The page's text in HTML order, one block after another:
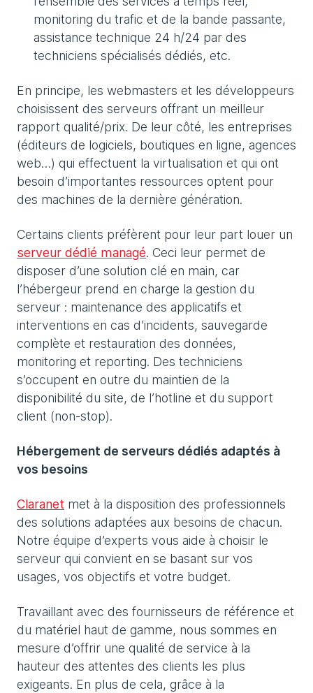
monitoring du trafic et de la bande passante,
assistance technique 24 h/24 par des
techniciens spécialisés dédiés, etc.
En principe, les webmasters et les développeurs
choisissent des serveurs offrant un meilleur
rapport qualité/prix. De leur côté, les entreprises
(éditeurs de logiciels, boutiques en ligne, agences
web…) qui effectuent la virtualisation et qui ont
besoin d’importantes ressources optent pour
des machines de la dernière génération.
Certains clients préfèrent pour leur part louer un
serveur dédié managé. Ceci leur permet de
disposer d’une solution clé en main, car
l’hébergeur prend en charge la gestion du
serveur : maintenance des applicatifs et
interventions en cas d’incidents, sauvegarde
complète et restauration des données,
monitoring et reporting. Des techniciens
s’occupent en outre du maintien de la
disponibilité du site, de l’hotline et du support
client (non-stop).
Hébergement de serveurs dédiés adaptés à
vos besoins
Claranet met à la disposition des professionnels
des solutions adaptées aux besoins de chacun.
Notre équipe d’experts vous aide à choisir le
serveur qui convient en se basant sur vos
usages, vos objectifs et votre budget.
Travaillant avec des fournisseurs de référence et
du matériel haut de gamme, nous sommes en
mesure d’offrir une qualité de service à la
hauteur des attentes des clients les plus
exigeants. En plus de cela, grâce à la